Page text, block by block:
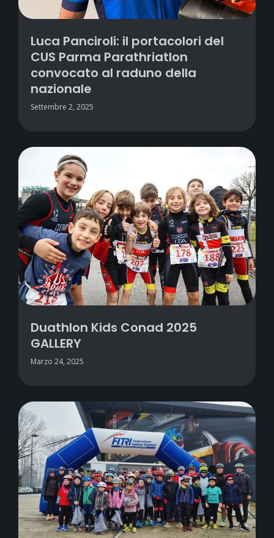
Luca Panciroli: il portacolori del
CUS Parma Parathriatlon
convocato al raduno della
nazionale
Settembre 2, 2025
Duathlon Kids Conad 2025
GALLERY
Marzo 24, 2025